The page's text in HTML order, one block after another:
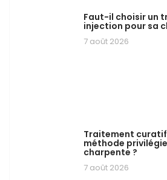
Faut-il choisir un
injection pour sa
7 août 2026
Traitement
méthode
charpente ?
7 août 2026